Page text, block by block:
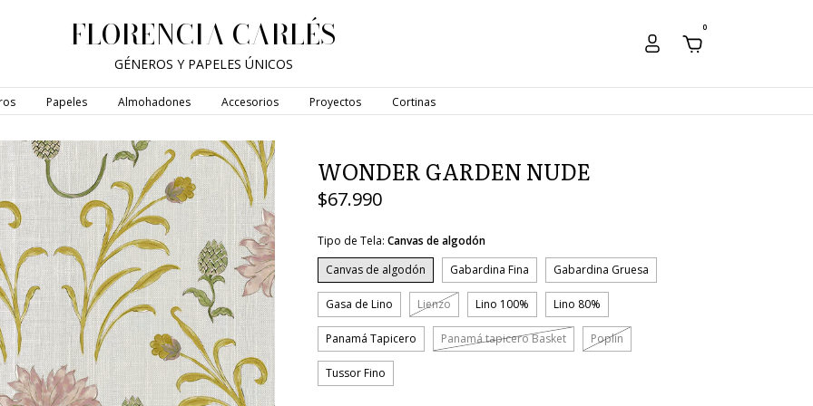
FLORENCIA CARLÉS
GÉNEROS Y PAPELES ÚNICOS
0
Papeles Almohadones Accesorios Proyectos Cortinas
WONDER GARDEN NUDE
$67.990
Tipo de Tela: Canvas de algodón
Canvas de algodón
Gabardina Fina Gabardina Gruesa
Gasa de Lino Lienzo Lino 100% Lino 80%
Panamá Tapicero Panamá tapicero Basket Poplin
Tussor Fino